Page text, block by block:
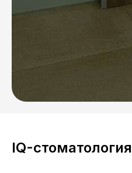
IQ-стоматология